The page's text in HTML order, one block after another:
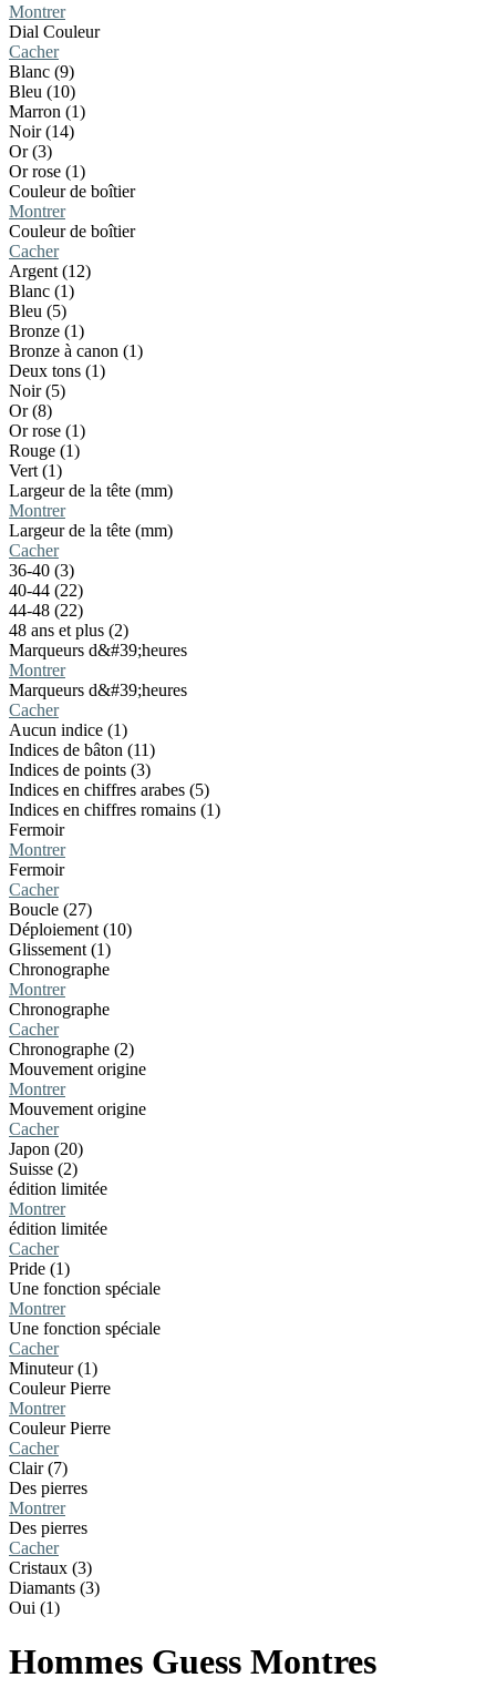
Montrer
Dial Couleur
Cacher
Blanc (9)
Bleu (10)
Marron (1)
Noir (14)
Or (3)
Or rose (1)
Couleur de boîtier
Montrer
Couleur de boîtier
Cacher
Argent (12)
Blanc (1)
Bleu (5)
Bronze (1)
Bronze à canon (1)
Deux tons (1)
Noir (5)
Or (8)
Or rose (1)
Rouge (1)
Vert (1)
Largeur de la tête (mm)
Montrer
Largeur de la tête (mm)
Cacher
36-40 (3)
40-44 (22)
44-48 (22)
48 ans et plus (2)
Marqueurs d&#39;heures
Montrer
Marqueurs d&#39;heures
Cacher
Aucun indice (1)
Indices de bâton (11)
Indices de points (3)
Indices en chiffres arabes (5)
Indices en chiffres romains (1)
Fermoir
Montrer
Fermoir
Cacher
Boucle (27)
Déploiement (10)
Glissement (1)
Chronographe
Montrer
Chronographe
Cacher
Chronographe (2)
Mouvement origine
Montrer
Mouvement origine
Cacher
Japon (20)
Suisse (2)
édition limitée
Montrer
édition limitée
Cacher
Pride (1)
Une fonction spéciale
Montrer
Une fonction spéciale
Cacher
Minuteur (1)
Couleur Pierre
Montrer
Couleur Pierre
Cacher
Clair (7)
Des pierres
Montrer
Des pierres
Cacher
Cristaux (3)
Diamants (3)
Oui (1)
Hommes Guess Montres